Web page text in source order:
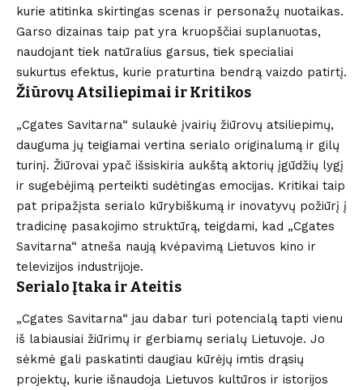
kurie atitinka skirtingas scenas ir personažų nuotaikas.
Garso dizainas taip pat yra kruopščiai suplanuotas,
naudojant tiek natūralius garsus, tiek specialiai
sukurtus efektus, kurie praturtina bendrą vaizdo patirtį.
Žiūrovų Atsiliepimai ir Kritikos
„Cgates Savitarna“ sulaukė įvairių žiūrovų atsiliepimų,
dauguma jų teigiamai vertina serialo originalumą ir gilų
turinį. Žiūrovai ypač išsiskiria aukštą aktorių įgūdžių lygį
ir sugebėjimą perteikti sudėtingas emocijas. Kritikai taip
pat pripažįsta serialo kūrybiškumą ir inovatyvų požiūrį į
tradicinę pasakojimo struktūrą, teigdami, kad „Cgates
Savitarna“ atneša naują kvėpavimą Lietuvos kino ir
televizijos industrijoje.
Serialo Įtaka ir Ateitis
„Cgates Savitarna“ jau dabar turi potencialą tapti vienu
iš labiausiai žiūrimų ir gerbiamų serialų Lietuvoje. Jo
sėkmė gali paskatinti daugiau kūrėjų imtis drąsių
projektų, kurie išnaudoja Lietuvos kultūros ir istorijos